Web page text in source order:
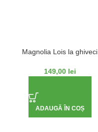
Magnolia Lois la ghiveci
149,00 lei
ADAUGĂ ÎN COȘ